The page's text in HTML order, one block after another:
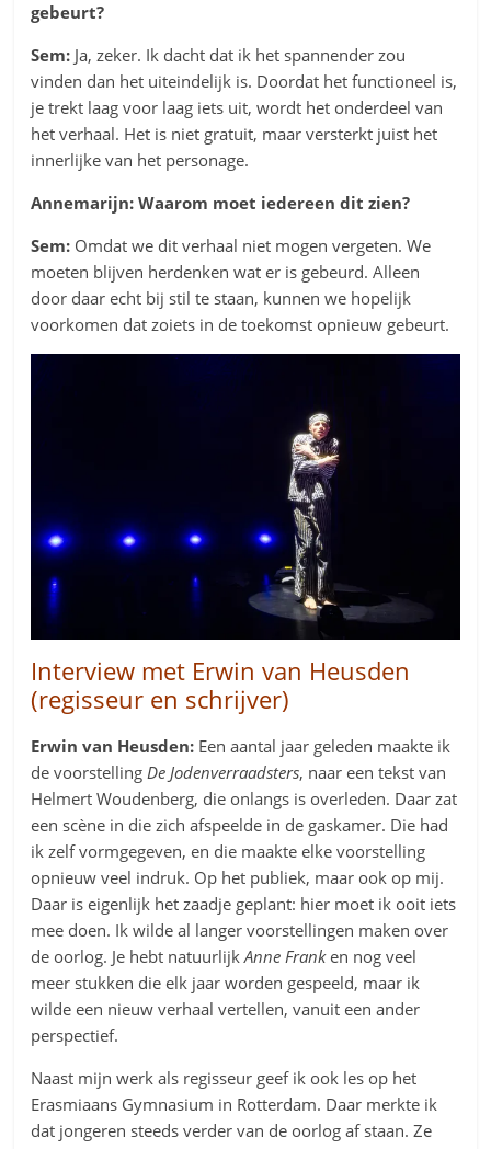
gebeurt?
Sem: Ja, zeker. Ik dacht dat ik het spannender zou
vinden dan het uiteindelijk is. Doordat het functioneel is,
je trekt laag voor laag iets uit, wordt het onderdeel van
het verhaal. Het is niet gratuit, maar versterkt juist het
innerlijke van het personage.
Annemarijn: Waarom moet iedereen dit zien?
Sem: Omdat we dit verhaal niet mogen vergeten. We
moeten blijven herdenken wat er is gebeurd. Alleen
door daar echt bij stil te staan, kunnen we hopelijk
voorkomen dat zoiets in de toekomst opnieuw gebeurt.
Interview met Erwin van Heusden
(regisseur en schrijver)
Erwin van Heusden: Een aantal jaar geleden maakte ik
de voorstelling De Jodenverraadsters, naar een tekst van
Helmert Woudenberg, die onlangs is overleden. Daar zat
een scène in die zich afspeelde in de gaskamer. Die had
ik zelf vormgegeven, en die maakte elke voorstelling
opnieuw veel indruk. Op het publiek, maar ook op mij.
Daar is eigenlijk het zaadje geplant: hier moet ik ooit iets
mee doen. Ik wilde al langer voorstellingen maken over
de oorlog. Je hebt natuurlijkAnne Franken nog veel
meer stukken die elk jaar worden gespeeld, maar ik
wilde een nieuw verhaal vertellen, vanuit een ander
perspectief.
Naast mijn werk als regisseur geef ik ook les op het
Erasmiaans Gymnasium in Rotterdam. Daar merkte ik
dat jongeren steeds verder van de oorlog af staan. Ze